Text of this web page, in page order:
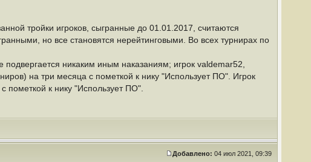
тройки игроков, сыгранные до 01.01.2017, считаются
но все становятся нерейтинговыми. Во всех турнирах по
никаким иным наказаниям; игрок valdemar52,
на три месяца с пометкой к нику "Использует ПО". Игрок
пометкой к нику "Использует ПО".
Добавлено: 04 июл 2021, 09:39